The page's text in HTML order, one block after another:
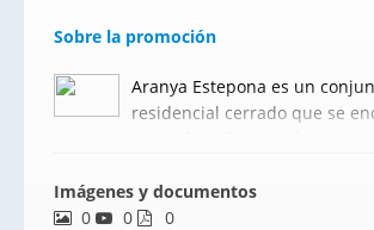
Sobre la promoción
Aranya Estepona es un
residencial cerrado que se
espacios comunes como la
coworking, gimnasio, zona de
Imágenes y documentos
0
0 0